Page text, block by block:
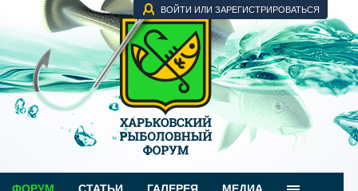
ВОЙТИ ИЛИ ЗАРЕГИСТРИРОВАТЬСЯ